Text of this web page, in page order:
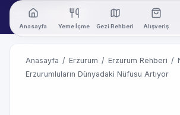
Anasayfa Yeme İçme Gezi Rehberi Alışveriş
Anasayfa / Erzurum / Erzurum Rehberi /
Erzurumluların Dünyadaki Nüfusu Artıyor